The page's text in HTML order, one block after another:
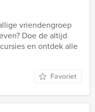
vriendengroep
Doe de altijd
en ontdek alle
Favoriet